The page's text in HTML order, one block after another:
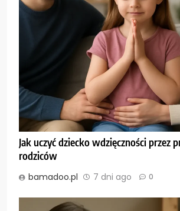
Jak uczyć dziecko wdzięczności przez
rodziców
bamadoo.pl 7 dni ago 0